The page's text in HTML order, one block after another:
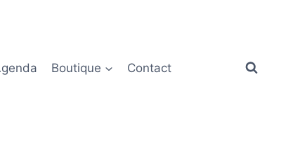
Boutique Contact